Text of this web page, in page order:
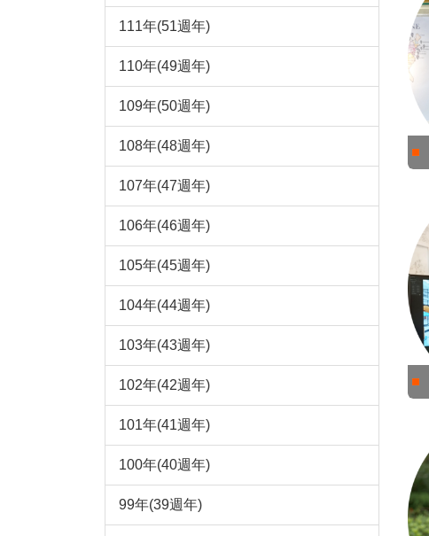
111年(51週年)
110年(49週年)
109年(50週年)
108年(48週年)
107年(47週年)
106年(46週年)
105年(45週年)
104年(44週年)
103年(43週年)
102年(42週年)
101年(41週年)
100年(40週年)
99年(39週年)